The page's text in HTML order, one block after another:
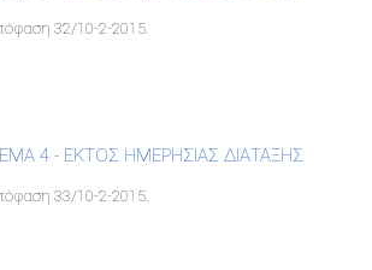
32/10-2-2015.
4 - ΕΚΤΟΣ ΗΜΕΡΗΣΙΑΣ ΔΙΑΤΑΞΗΣ
33/10-2-2015.